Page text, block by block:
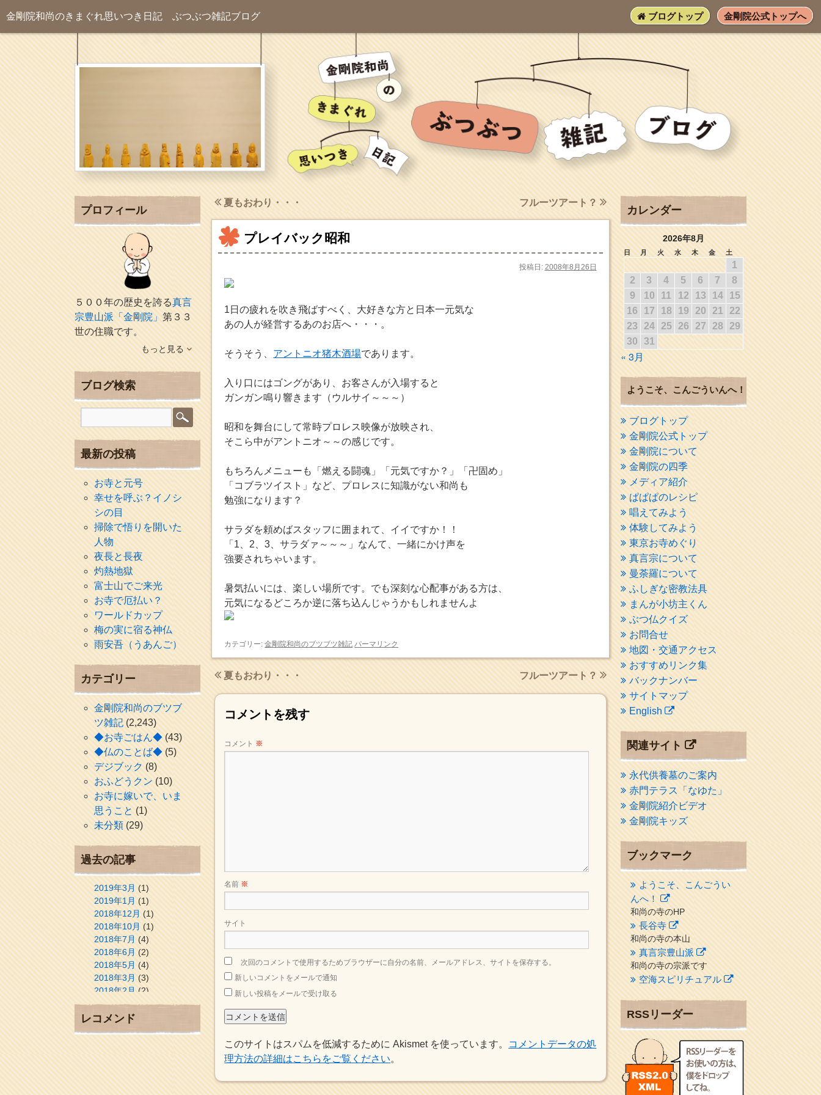
金剛院和尚のきまぐれ思いつき日記 ぶつぶつ雑記ブログ ブログトップ 金剛院公式トップへ
夏もおわり・・・ フルーツアート？
プレイバック昭和
投稿日: 2008年8月26日
1日の疲れを吹き飛ばすべく、大好きな方と日本一元気な
あの人が経営するあのお店へ・・・。
そうそう、 アントニオ猪木酒場であります。
入り口にはゴングがあり、お客さんが入場すると
ガンガン鳴り響きます（ウルサイ～～～）
昭和を舞台にして常時プロレス映像が放映され、
そこら中がアントニオ～～の感じです。
もちろんメニューも「燃える闘魂」「元気ですか？」「卍固め」
「コブラツイスト」など、プロレスに知識がない和尚も
勉強になります？
サラダを頼めばスタッフに囲まれて、イイですか！！
「1、2、3、サラダァ～～～」なんて、一緒にかけ声を
強要されちゃいます。
暑気払いには、楽しい場所です。でも深刻な心配事がある方は、
元気になるどころか逆に落ち込んじゃうかもしれませんよ
カテゴリー:金剛院和尚のブツブツ雑記 パーマリンク
夏もおわり・・・ フルーツアート？
コメントを残す
コメント ※
名前 ※
サイト
次回のコメントで使用するためブラウザーに自分の名前、メールアドレス、サイトを保存する。
新しいコメントをメールで通知
新しい投稿をメールで受け取る
このサイトはスパムを低減するために Akismet を使っています。
コメントデータの処
理方法の詳細はこちらをご覧ください。
プロフィール
５００年の歴史を誇る真言
宗豊山派「金剛院」第３３
世の住職です。
もっと見る
ブログ検索
最新の投稿
お寺と元号
幸せを呼ぶ？イノシ
シの目
掃除で悟りを開いた
人物
夜長と長夜
灼熱地獄
富士山でご来光
お寺で厄払い？
ワールドカップ
梅の実に宿る神仏
雨安吾（うあんご）
カテゴリー
金剛院和尚のブツブ
ツ雑記(2,243)
◆お寺ごはん◆(43)
◆仏のことば◆(5)
デジブック(8)
おふどうクン(10)
お寺に嫁いで、いま
思うこと(1)
未分類(29)
過去の記事
2019年3月(1)
2019年1月(1)
2018年12月(1)
2018年10月(1)
2018年7月(4)
2018年6月(2)
2018年5月(4)
2018年3月(3)
2018年2月(2)
2018年1月(2)
2017年12月
2017年10月(1)
2017年9月(4)
2017年8月(3)
2017年7月(1)
レコメンド
カレンダー
2026年8月
日 月 火 水 木 金 土
1
2
3 4 5 6 7
8
9
10 11 12 13 14
15
16
17 18 19 20 21
22
23
24 25 26 27 28
29
30
31
« 3月
ようこそ、こんごういんへ！
ブログトップ
金剛院公式トップ
金剛院について
金剛院の四季
メディア紹介
ぱぱぱのレシピ
唱えてみよう
体験してみよう
東京お寺めぐり
真言宗について
曼荼羅について
ふしぎな密教法具
まんが小坊主くん
ぶつ仏クイズ
お問合せ
地図・交通アクセス
おすすめリンク集
バックナンバー
サイトマップ
English
関連サイト
永代供養墓のご案内
赤門テラス「なゆた」
金剛院紹介ビデオ
金剛院キッズ
ブックマーク
ようこそ、こんごうい
んへ！
和尚の寺のHP
長谷寺
和尚の寺の本山
真言宗豊山派
和尚の寺の宗派です
空海スピリチュアル
２１世紀を（空海）する情
クリプロホームページ
地域のライターさんです
小豆島 圓満寺
小豆島霊場第７４番のお寺
新聞屋の道具箱
RSSリーダー